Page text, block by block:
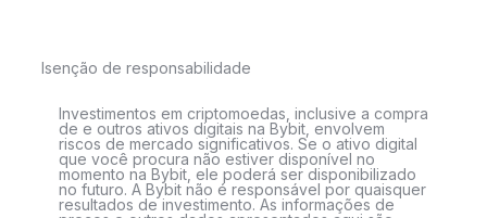
Isenção de responsabilidade
Investimentos em criptomoedas, inclusive a compra
de e outros ativos digitais na Bybit, envolvem
riscos de mercado significativos. Se o ativo digital
que você procura não estiver disponível no
momento na Bybit, ele poderá ser disponibilizado
no futuro. A Bybit não é responsável por quaisquer
resultados de investimento. As informações de